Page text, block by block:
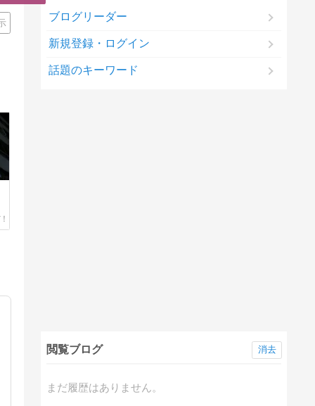
ブログリーダー
新規登録・ログイン
話題のキーワード
閲覧ブログ
まだ履歴はありません。
消去